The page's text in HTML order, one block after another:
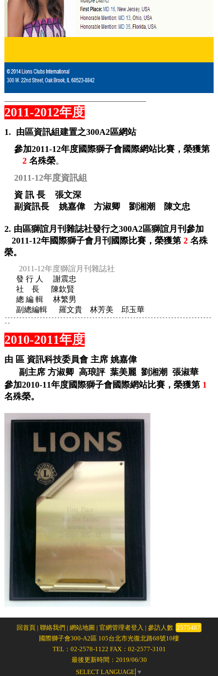
-------------------------------------------------------------------------------------------------
2011-2012年度
1. 由區資訊組建置之300A2區網站
參加2011-12年度國際獅子會國際網站比賽，榮獲第
2 名殊榮。
2011-12年度資訊組
資 訊 長
張文深
副資訊長
姚嘉偉 方淑卿 劉湘潮 陳文忠
2. 由區獅誼月刊雜誌社發行之300A2區獅誼月刊參加
2011-12年國際獅子會月刊國際比賽，榮獲第 2 名殊
榮。
2011-12年度獅誼月刊雜誌社
發 行 人
謝震忠
社
長
陳欽賢
總 編 輯
林繁男
副總編輯
羅文貴 林芳美 邱玉華
-----------------------------------------------------------------------
--
2010-2011年度
由 區 資訊科技委員會 主席 姚嘉偉
副主席 方淑卿 高琅評 葉美麗 劉湘潮 張淑華
參加2010-11年度國際獅子會國際網站比賽，榮獲第 1
名殊榮。
回首頁 | 聯絡我們 | 網站地圖 | 官網管理者登入 | 參訪人數 2575487
國際獅子會300-A2區 105台北市光復北路68號10樓
TEL：02-2578-1122 FAX：02-2577-3101
最後更新時間：2019/06/30
SELECT LANGUAGE ▼